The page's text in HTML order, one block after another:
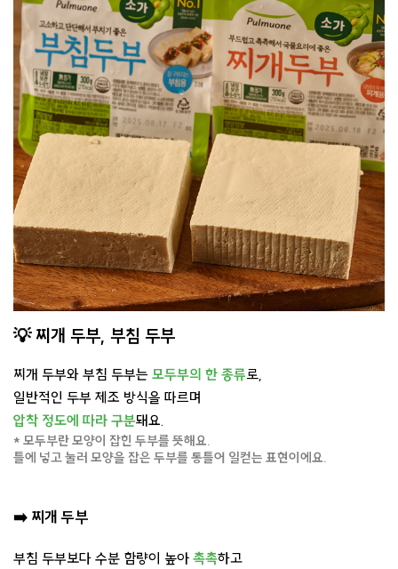
💡 찌개 두부, 부침 두부
찌개 두부와 부침 두부는 모두부의 한 종류로,
일반적인 두부 제조 방식을 따르며
압착 정도에 따라 구분돼요.
* 모두부란 모양이 잡힌 두부를 뜻해요.
틀에 넣고 눌러 모양을 잡은 두부를 통틀어 일컫는 표현이에요.
➡️ 찌개 두부
부침 두부보다 수분 함량이 높아 촉촉하고